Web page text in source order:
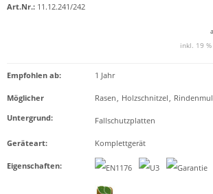
Art.Nr.: 11.12.241/242
inkl. 19 %
Empfohlen ab: 1 Jahr
Möglicher
Untergrund:
Rasen Holzschnitzel
Fallschutzplatten
Geräteart: Komplettgerät
Eigenschaften: